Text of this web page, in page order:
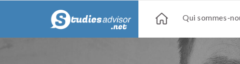
Qui sommes-